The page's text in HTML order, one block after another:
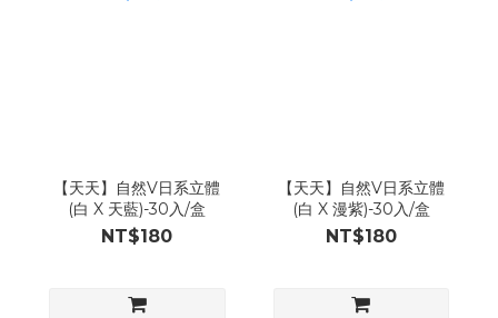
【天天】自然V日系立體
(白 X 天藍)-30入/盒
NT$180
【天天】自然V日系立體
(白 X 漫紫)-30入/盒
NT$180